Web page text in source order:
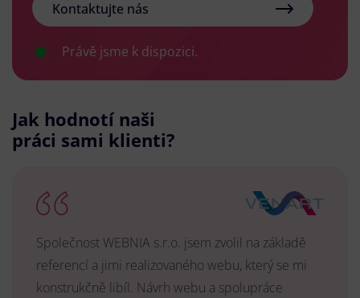
Kontaktujte nás
Právě jsme k dispozici.
Jak hodnotí naši
práci sami klienti?
Společnost WEBNIA s.r.o. jsem zvolil na základě
referencí a jimi realizovaného webu, který se mi
konstrukčně libíl. Návrh webu a spolupráce